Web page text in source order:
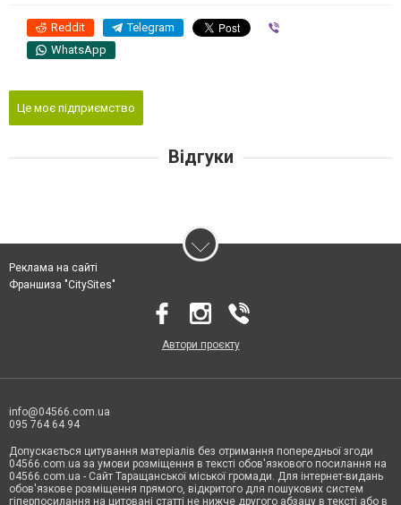
Reddit Telegram
WhatsApp
Це моє підприємство
Відгуки
Реклама на сайті
Франшиза "CitySites"
Автори проєкту
info@04566.com.ua
095 764 64 94
Допускається цитування матеріалів без отримання попередньої згоди
04566.com.ua за умови розміщення в тексті обов'язкового посилання на
04566.com.ua - Cайт Таращанської міської громади. Для інтернет-видань
обов'язкове розміщення прямого, відкритого для пошукових систем
гіперпосилання на цитовані статті не нижче другого абзацу в тексті або в